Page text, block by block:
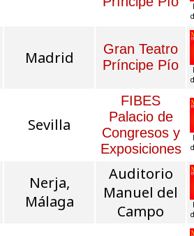
Madrid
Gran Teatro
Príncipe Pío
Sevilla
FIBES
Palacio de
Congresos y
Exposiciones
Nerja,
Málaga
Auditorio
Manuel del
Campo